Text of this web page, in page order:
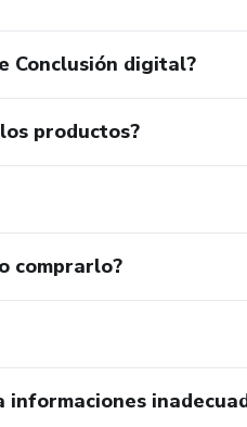
Conclusión digital?
productos?
comprarlo?
informaciones